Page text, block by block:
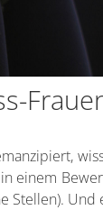
einem
Stellen). Und